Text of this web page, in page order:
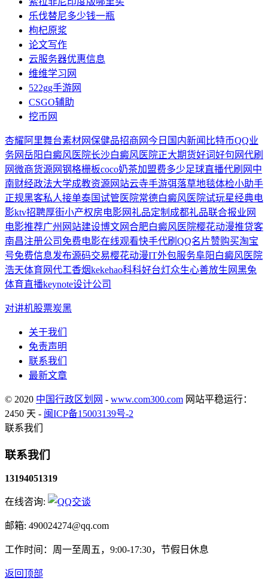
乐伐替尼多少钱一瓶
枸杞原浆
论文写作
云服务器优惠信息
维维学习网
522gg手游网
CSGO辅助
挖币网
杏耀 阿里舞台素材网保健品招商网今日国内新闻 比特币QQ业
务网岳阳白癜风医院长沙白癜风医院正大期货好词好句网代刷
网微商货源网钢格栅板coco奶茶加盟费多少足球直播代刷网 中
南财经政法大学成教资源网站云寺手游弭落草地毯体检小助手
正规黑客私人接单泰国试管医院常德白癜风医院试玩星经典电
影ktv招聘厚街小产权房电影网礼品定制 成都礼品联合报业网
电影推荐广州网站建设博文网合肥白癜风医院樱花动漫推贷客
南昌注册公司 免费电影在线观看快手代刷 QQ名片赞购买淘宝
号免费信息发布源码交易樱花动漫IT外包服务阜阳白癜风医院
浩天体育网代工香烟kekehao科科好台灯众生心善放生网黑兔
体育直播keynote设计公司
对讲机股票炭黑
关于我们
免责声明
联系我们
最新文章
© 2020 中国行政区划网 - www.com300.com 网站平稳运行：
2450 天 - 闽ICP备15003139号-2
联系我们
联系我们
13194051319
在线咨询:
邮箱: 490024274@qq.com
工作时间：周一至周五，9:00-17:30，节假日休息
返回顶部